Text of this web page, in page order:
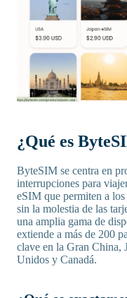
¿Qué es
ByteSIM se centra en
interrupciones para
eSIM que permiten a los
sin la molestia de las
una amplia gama de
extiende a más de 200
clave en la Gran China,
Unidos y Canadá.